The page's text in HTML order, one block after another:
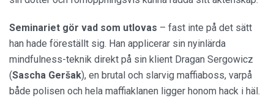
Seminariet gör vad som utlovas – fast inte på det sätt
han hade föreställt sig. Han applicerar sin nyinlärda
mindfulness-teknik direkt på sin klient Dragan Sergowicz
(Sascha Geršak), en brutal och slarvig maffiaboss, varpå
både polisen och hela maffiaklanen ligger honom hack i häl.